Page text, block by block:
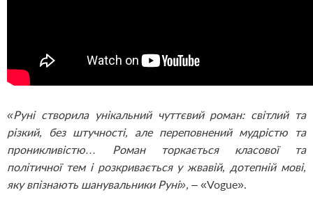
«Руні створила унікальний чуттєвий роман: світлий та
різкий, без штучності, але переповнений мудрістю та
проникливістю… Роман торкається класової та
політичної тем і розкривається у жвавій, дотепній мові,
яку впізнають шанувальники Руні», – «Vogue».